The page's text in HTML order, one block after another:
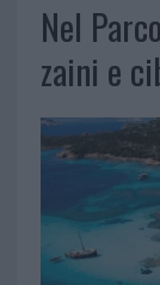
Nel
zaini e